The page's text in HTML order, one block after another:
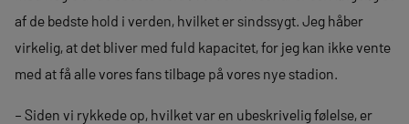
af de bedste hold i verden, hvilket er sindssygt. Jeg håber
virkelig, at det bliver med fuld kapacitet, for jeg kan ikke vente
med at få alle vores fans tilbage på vores nye stadion.
– Siden vi rykkede op, hvilket var en ubeskrivelig følelse, er